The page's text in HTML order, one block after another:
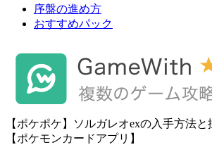
序盤の進め方
おすすめパック
【ポケポケ】ソルガレオexの入手方法
【ポケモンカードアプリ】